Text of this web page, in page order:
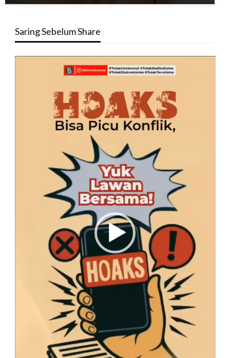
Saring Sebelum Share